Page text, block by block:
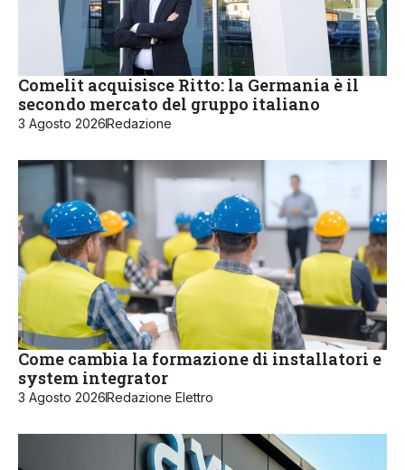
Comelit acquisisce Ritto: la Germania è il
secondo mercato del gruppo italiano
3 Agosto 2026Redazione
Come cambia la formazione di installatori e
system integrator
3 Agosto 2026Redazione Elettro